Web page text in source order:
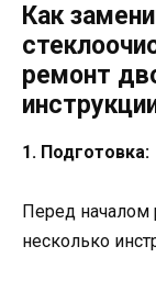
Как
ремонт
1. Подготовка:
Перед началом
несколько